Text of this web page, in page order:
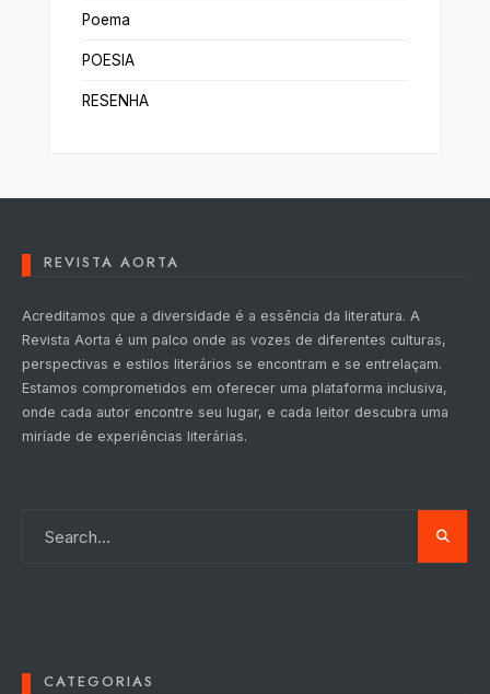
Poema
POESIA
RESENHA
REVISTA AORTA
Acreditamos que a diversidade é a essência da literatura. A
Revista Aorta é um palco onde as vozes de diferentes culturas,
perspectivas e estilos literários se encontram e se entrelaçam.
Estamos comprometidos em oferecer uma plataforma inclusiva,
onde cada autor encontre seu lugar, e cada leitor descubra uma
miríade de experiências literárias.
CATEGORIAS